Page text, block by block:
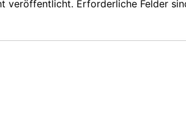
veröffentlicht. Erforderliche Felder